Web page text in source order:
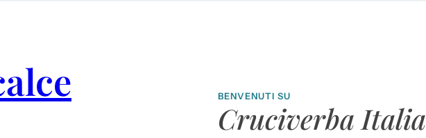
BENVENUTI SU
Cruciverba Italia